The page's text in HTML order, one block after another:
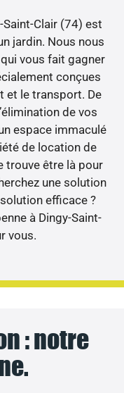
Clair (74) est
jardin. Nous nous
vous fait gagner
conçues
et le transport. De
de vos
espace immaculé
de location de
trouve être là pour
une solution
efficace ?
à Dingy-Saint-
vous.
: notre